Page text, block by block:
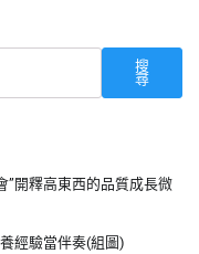
搜
尋
”開釋高東西的品質成長微
經驗當伴奏(組圖)